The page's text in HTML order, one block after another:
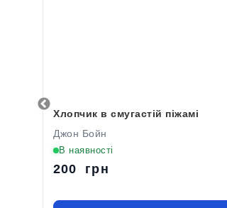
Хлопчик в смугастій піжамі
Джон Бойн
В наявності
200 грн